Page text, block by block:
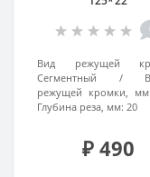
Вид режущей
Сегментный
режущей кромки, мм:
Глубина реза, мм: 20
₽ 490